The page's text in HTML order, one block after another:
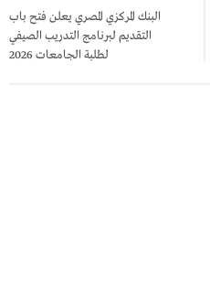
البنك المركزي المصري يعلن فتح باب
التقديم لبرنامج التدريب الصيفي
لطلبة الجامعات 2026